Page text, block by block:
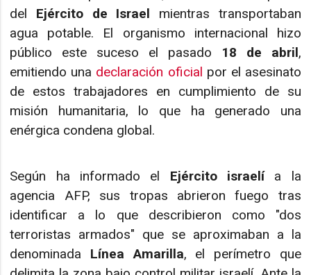
del Ejército de Israel mientras transportaban
agua potable. El organismo internacional hizo
público este suceso el pasado 18 de abril,
emitiendo una declaración oficial por el asesinato
de estos trabajadores en cumplimiento de su
misión humanitaria, lo que ha generado una
enérgica condena global.
Según ha informado el Ejército israelía la
agencia AFP, sus tropas abrieron fuego tras
identificar a lo que describieron como "dos
terroristas armados" que se aproximaban a la
denominada Línea Amarilla, el perímetro que